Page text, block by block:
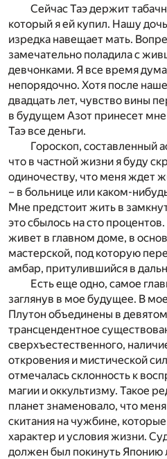
Сейчас Таэ держит
который я ей купил. Нашу
изредка навещает мать.
замечательно поладила с
девчонками. Я все время
непорядочно. Хотя после
двадцать лет, чувство вины
в будущем Азот принесет мне
Таэ все деньги.
Гороскоп, составленный
что в частной жизни я буду
одиночеству, что меня ждет
– в больнице или каком-
Мне предстоит жить в
это сбылось на сто
живет в главном доме, в
мастерской, под которую
амбар, притулившийся в
Есть еще одно, самое
заглянув в мое будущее. В
Плутон объединены в
трансцендентное
сверхъестественного,
откровения и мистической
отмечалась склонность к
магии и оккультизму. Такое
планет знаменовало, что
скитания на чужбине,
характер и условия жизни.
должен был покинуть Японию